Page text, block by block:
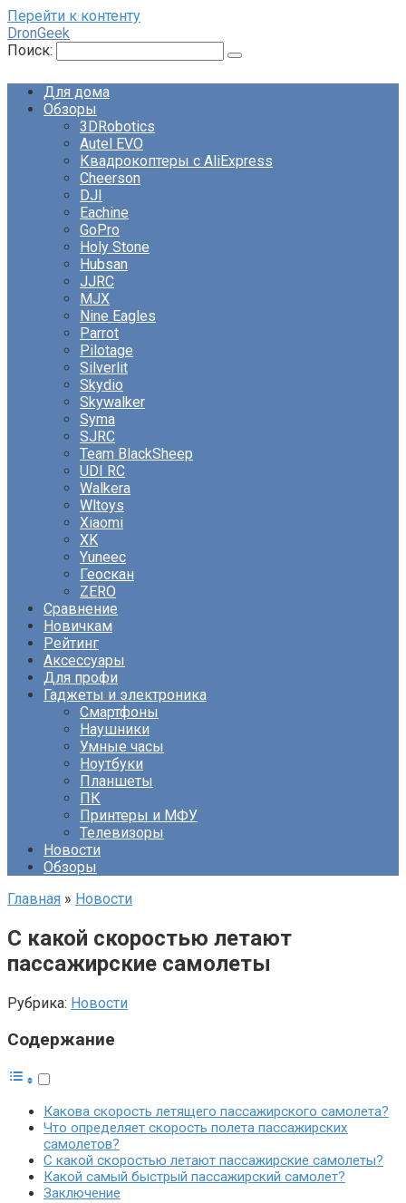
Перейти к контенту
DronGeek
Поиск:
Для дома
Обзоры
3DRobotics
Autel EVO
Квадрокоптеры с AliExpress
Cheerson
DJI
Eachine
GoPro
Holy Stone
Hubsan
JJRC
MJX
Nine Eagles
Parrot
Pilotage
Silverlit
Skydio
Skywalker
Syma
SJRC
Team BlackSheep
UDI RC
Walkera
Wltoys
Xiaomi
XK
Yuneec
Геоскан
ZERO
Сравнение
Новичкам
Рейтинг
Аксессуары
Для профи
Гаджеты и электроника
Смартфоны
Наушники
Умные часы
Ноутбуки
Планшеты
ПК
Принтеры и МФУ
Телевизоры
Новости
Обзоры
Главная » Новости
С какой скоростью летают
пассажирские самолеты
Рубрика: Новости
Содержание
Какова скорость летящего пассажирского самолета?
Что определяет скорость полета пассажирских
самолетов?
С какой скоростью летают пассажирские самолеты?
Какой самый быстрый пассажирский самолет?
Заключение